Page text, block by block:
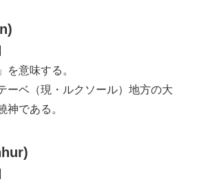
を意味する。
ーベ（現・ルクソール）地方の大
神である。